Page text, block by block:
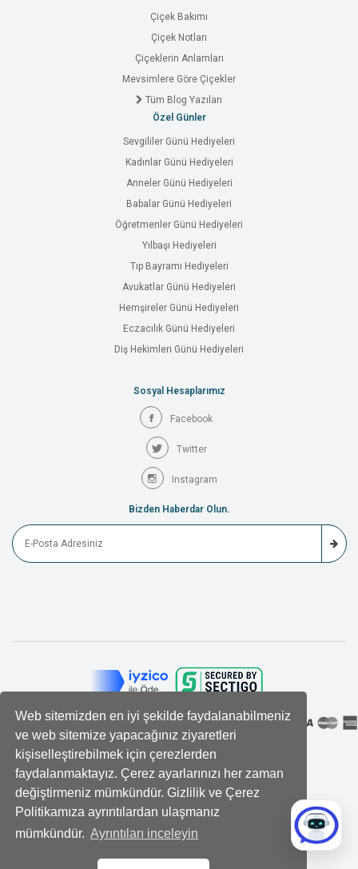
Web sitemizden en iyi şekilde faydalanabilmeniz
ve web sitemize yapacağınız ziyaretleri
kişiselleştirebilmek için çerezlerden
faydalanmaktayız. Çerez ayarlarınızı her zaman
değiştirmeniz mümkündür. Gizlilik ve Çerez
Politikamıza ayrıntılardan ulaşmanız
mümkündür. Ayrıntıları inceleyin
Çiçek Bakımı
Çiçek Notları
Çiçeklerin Anlamları
Mevsimlere Göre Çiçekler
Tüm Blog Yazıları
Özel Günler
Sevgililer Günü Hediyeleri
Kadınlar Günü Hediyeleri
Anneler Günü Hediyeleri
Babalar Günü Hediyeleri
Öğretmenler Günü Hediyeleri
Yılbaşı Hediyeleri
Tıp Bayramı Hediyeleri
Avukatlar Günü Hediyeleri
Hemşireler Günü Hediyeleri
Eczacılık Günü Hediyeleri
Diş Hekimleri Günü Hediyeleri
Sosyal Hesaplarımız
Facebook
Twitter
Instagram
Bizden Haberdar Olun.